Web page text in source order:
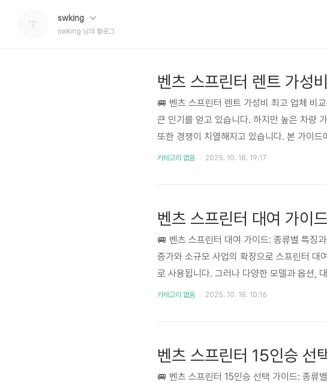
swking
swking 님의 블로그
벤츠 스프린터 렌트 가성
🚐 벤츠 스프린터 렌트 가성비 최고 업체 비
큰 인기를 얻고 있습니다. 하지만 높은 차량
또한 경쟁이 치열해지고 있습니다. 본 가이
이 최적의 업체를 선택하는 데 도움을 드리
카테고리 없음 2025. 10. 18. 19:17
벤츠 스프린터 대여 가이
🚐 벤츠 스프린터 대여 가이드: 종류별 특징
증가와 소규모 사업의 확장으로 스프린터 대
로 사용됩니다. 그러나 다양한 모델과 옵션,
습니다. 이 가이드에서는 벤츠 스프린터 대
카테고리 없음 2025. 10. 18. 10:16
벤츠 스프린터 15인승 선
🚐 벤츠 스프린터 15인승 선택 가이드: 종류